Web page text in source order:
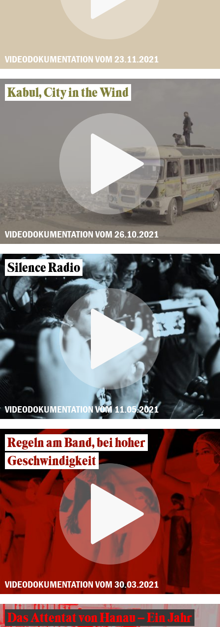
VIDEODOKUMENTATION VOM 23.11.2021
Kabul, City in the Wind
VIDEODOKUMENTATION VOM 26.10.2021
Silence Radio
VIDEODOKUMENTATION VOM 11.05.2021
Regeln am Band, bei hoher
Geschwindigkeit
VIDEODOKUMENTATION VOM 30.03.2021
Das Attentat von Hanau – Ein Jahr